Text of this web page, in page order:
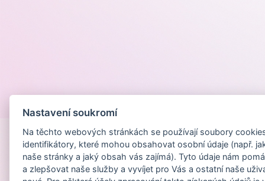
Nastavení soukromí
Na těchto webových stránkách se používají soubory
identifikátory, které mohou obsahovat osobní údaje (např.
naše stránky a jaký obsah vás zajímá). Tyto údaje nám
a zlepšovat naše služby a vyvíjet pro Vás a ostatní naše